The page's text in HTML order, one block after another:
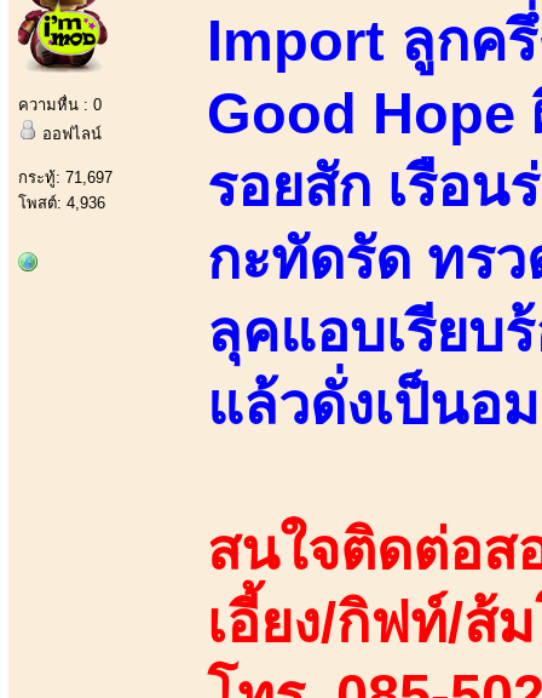
ความหื่น : 0
ออฟไลน์
กระทู้: 71,697
โพสต์: 4,936
Import ลูกค
Good Hope
รอยสัก เรือ
กะทัดรัด ทร
ลุคแอบเรียบ
แล้วดั่งเป็นอ
สนใจติดต่อส
เอี้ยง/กิฟท์/ส้